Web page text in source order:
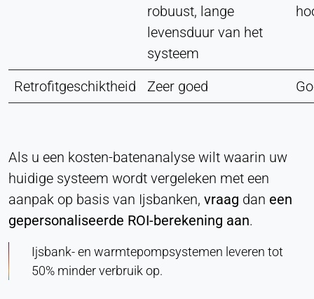
robuust, lange
levensduur van het
systeem
Retrofitgeschiktheid Zeer goed
Als u een kosten-batenanalyse wilt waarin uw
huidige systeem wordt vergeleken met een
aanpak op basis van Ijsbanken, vraag dan een
gepersonaliseerde ROI-berekening aan.
Ijsbank- en warmtepompsystemen leveren tot
50% minder verbruik op.